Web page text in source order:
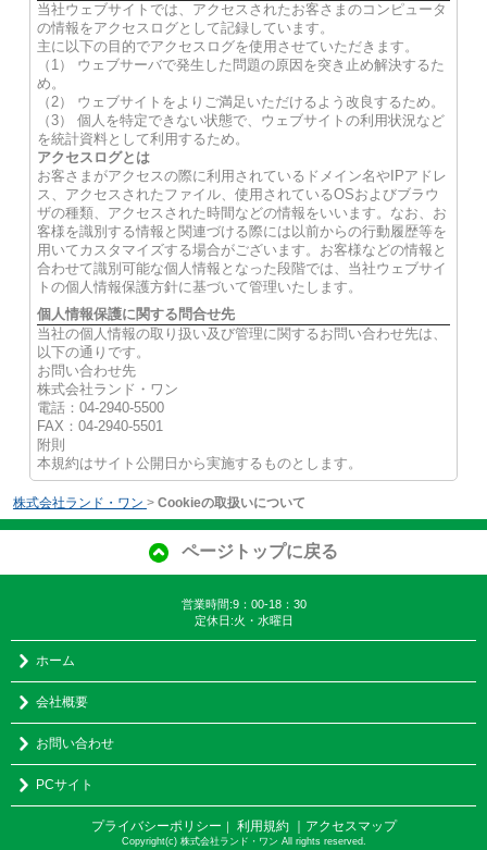
当社ウェブサイトでは、アクセスされたお客さまのコンピュータ
の情報をアクセスログとして記録しています。
主に以下の目的でアクセスログを使用させていただきます。
（1） ウェブサーバで発生した問題の原因を突き止め解決するた
め。
（2） ウェブサイトをよりご満足いただけるよう改良するため。
（3） 個人を特定できない状態で、ウェブサイトの利用状況など
を統計資料として利用するため。
アクセスログとは
お客さまがアクセスの際に利用されているドメイン名やIPアドレ
ス、アクセスされたファイル、使用されているOSおよびブラウ
ザの種類、アクセスされた時間などの情報をいいます。なお、お
客様を識別する情報と関連づける際には以前からの行動履歴等を
用いてカスタマイズする場合がございます。お客様などの情報と
合わせて識別可能な個人情報となった段階では、当社ウェブサイ
トの個人情報保護方針に基づいて管理いたします。
個人情報保護に関する問合せ先
当社の個人情報の取り扱い及び管理に関するお問い合わせ先は、
以下の通りです。
お問い合わせ先
株式会社ランド・ワン
電話：04-2940-5500
FAX：04-2940-5501
附則
本規約はサイト公開日から実施するものとします。
株式会社ランド・ワン > Cookieの取扱いについて
ページトップに戻る
営業時間:9：00-18：30
定休日:火・水曜日
ホーム
会社概要
お問い合わせ
PCサイト
プライバシーポリシー 利用規約 ｜アクセスマップ
Copyright(c) 株式会社ランド・ワン All rights reserved.